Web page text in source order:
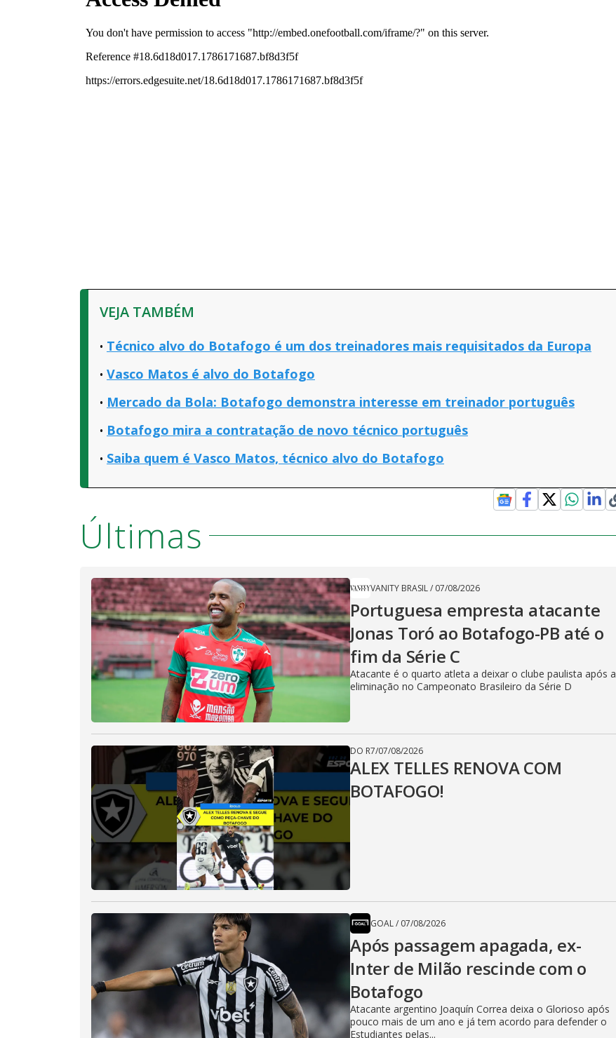
VEJA TAMBÉM
Técnico alvo do Botafogo é um dos treinadores mais requisitados da Europa
Vasco Matos é alvo do Botafogo
Mercado da Bola: Botafogo demonstra interesse em treinador português
Botafogo mira a contratação de novo técnico português
Saiba quem é Vasco Matos, técnico alvo do Botafogo
Últimas
VANITY BRASIL/ 07/08/2026
Portuguesa empresta atacante
Jonas Toró ao Botafogo-PB até o
fim da Série C
Atacante é o quarto atleta a deixar o clube paulista após a
eliminação no Campeonato Brasileiro da Série D
DO R7/07/08/2026
ALEX TELLES RENOVA COM
BOTAFOGO!
GOAL/ 07/08/2026
Após passagem apagada, ex-
Inter de Milão rescinde com o
Botafogo
Atacante argentino Joaquín Correa deixa o Glorioso após
pouco mais de um ano e já tem acordo para defender o
Estudiantes pelas...